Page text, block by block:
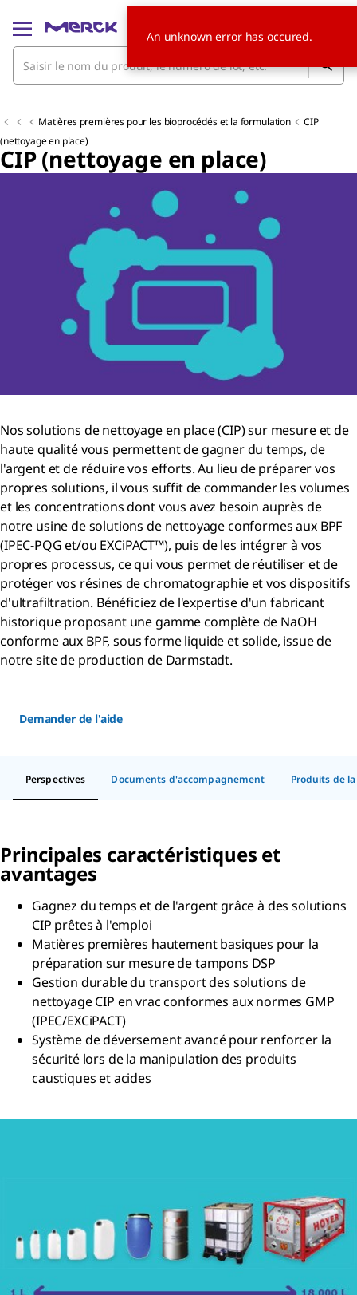
Matières premières pour les bioprocédés et la formulation
CIP
(nettoyage en place)
CIP (nettoyage en place)
Nos solutions de nettoyage en place (CIP) sur mesure et de
haute qualité vous permettent de gagner du temps, de
l'argent et de réduire vos efforts. Au lieu de préparer vos
propres solutions, il vous suffit de commander les volumes
et les concentrations dont vous avez besoin auprès de
notre usine de solutions de nettoyage conformes aux BPF
(IPEC-PQG et/ou EXCiPACT™), puis de les intégrer à vos
propres processus, ce qui vous permet de réutiliser et de
protéger vos résines de chromatographie et vos dispositifs
d'ultrafiltration. Bénéficiez de l'expertise d'un fabricant
historique proposant une gamme complète de NaOH
conforme aux BPF, sous forme liquide et solide, issue de
notre site de production de Darmstadt.
Demander de l'aide
Perspectives Documents d'accompagnement Produits de
Principales caractéristiques et
avantages
Gagnez du temps et de l'argent grâce à des solutions
CIP prêtes à l'emploi
Matières premières hautement basiques pour la
préparation sur mesure de tampons DSP
Gestion durable du transport des solutions de
nettoyage CIP en vrac conformes aux normes GMP
(IPEC/EXCiPACT)
Système de déversement avancé pour renforcer la
sécurité lors de la manipulation des produits
caustiques et acides
An unknown error has occured.